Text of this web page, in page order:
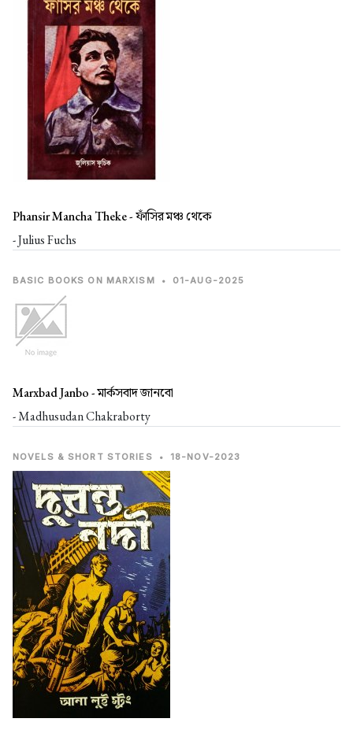
Phansir Mancha Theke -ফাঁসির মঞ্চ থেকে
- Julius Fuchs
BASIC BOOKS ON MARXISM • 01-AUG-2025
Marxbad Janbo -মার্কসবাদ জানবো
- Madhusudan Chakraborty
NOVELS & SHORT STORIES • 18-NOV-2023